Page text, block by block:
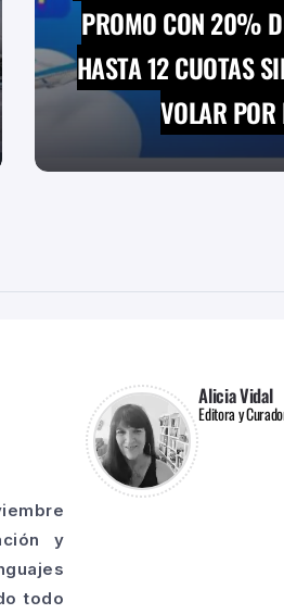
PROMO CON 20%
HASTA 12 CUOTAS
VOLAR POR
y
todo
Alicia Vidal
Editora y